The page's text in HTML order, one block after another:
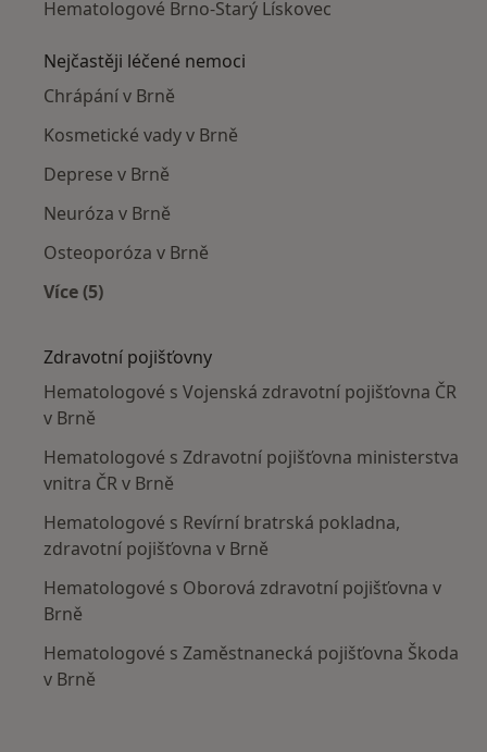
Hematologové Brno-Starý Lískovec
Nejčastěji léčené nemoci
Chrápání v Brně
Kosmetické vady v Brně
Deprese v Brně
Neuróza v Brně
Osteoporóza v Brně
Více (5)
Zdravotní pojišťovny
Hematologové s Vojenská zdravotní pojišťovna ČR
v Brně
Hematologové s Zdravotní pojišťovna ministerstva
vnitra ČR v Brně
Hematologové s Revírní bratrská pokladna,
zdravotní pojišťovna v Brně
Hematologové s Oborová zdravotní pojišťovna v
Brně
Hematologové s Zaměstnanecká pojišťovna Škoda
v Brně